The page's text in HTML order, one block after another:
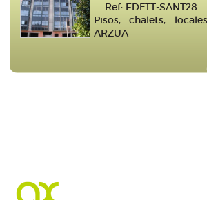
Ref: EDFTT-SANT28
Pisos, chalets,
ARZUA